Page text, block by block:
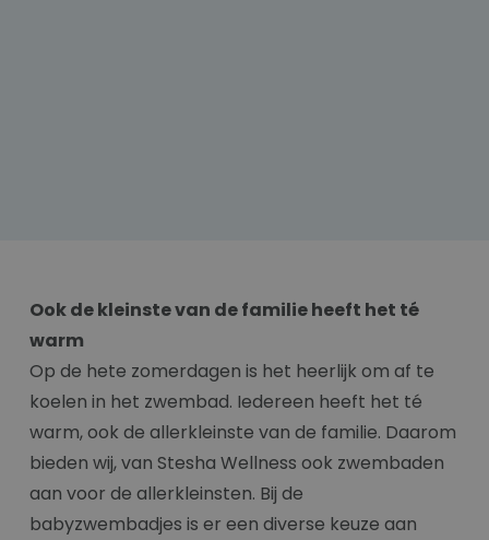
Ook de kleinste van de familie heeft het té
warm
Op de hete zomerdagen is het heerlijk om af te
koelen in het zwembad. Iedereen heeft het té
warm, ook de allerkleinste van de familie. Daarom
bieden wij, van Stesha Wellness ook zwembaden
aan voor de allerkleinsten. Bij de
babyzwembadjes is er een diverse keuze aan